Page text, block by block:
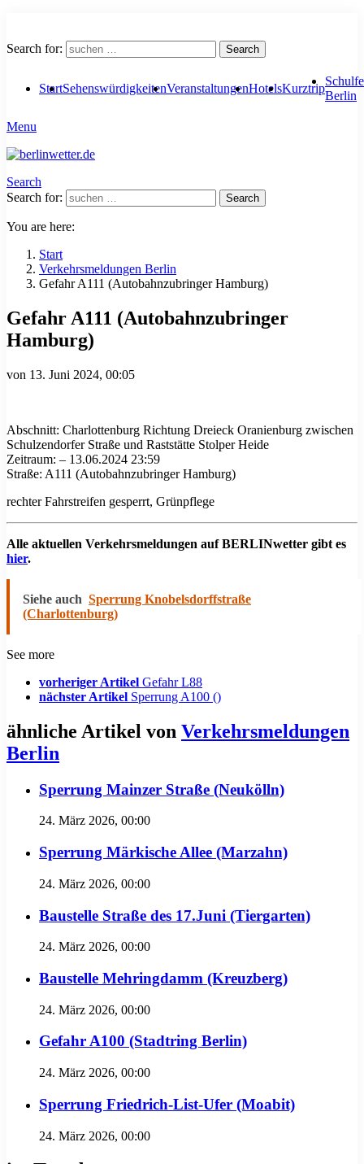
Search for: Search
StartSehenswürdigkeitenVeranstaltungenHotelsKurztrip
Berlin
Menu
Search
Search for:
Search
You are here:
Start
Verkehrsmeldungen Berlin
Gefahr A111 (Autobahnzubringer Hamburg)
Gefahr A111 (Autobahnzubringer
Hamburg)
von 13. Juni 2024, 00:05
Abschnitt: Charlottenburg Richtung Dreieck Oranienburg zwischen
Schulzendorfer Straße und Raststätte Stolper Heide
Zeitraum: – 13.06.2024 23:59
Straße: A111 (Autobahnzubringer Hamburg)
rechter Fahrstreifen gesperrt, Grünpflege
Alle aktuellen Verkehrsmeldungen auf BERLINwetter gibt es
hier.
Siehe auch Sperrung Knobelsdorffstraße
(Charlottenburg)
See more
vorheriger Artikel Gefahr L88
nächster Artikel Sperrung A100 ()
ähnliche Artikel von Verkehrsmeldungen
Berlin
Sperrung Mainzer Straße (Neukölln)
24. März 2026, 00:00
Sperrung Märkische Allee (Marzahn)
24. März 2026, 00:00
Baustelle Straße des 17.Juni (Tiergarten)
24. März 2026, 00:00
Baustelle Mehringdamm (Kreuzberg)
24. März 2026, 00:00
Gefahr A100 (Stadtring Berlin)
24. März 2026, 00:00
Sperrung Friedrich-List-Ufer (Moabit)
24. März 2026, 00:00